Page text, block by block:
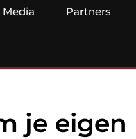
Partners
je eigen